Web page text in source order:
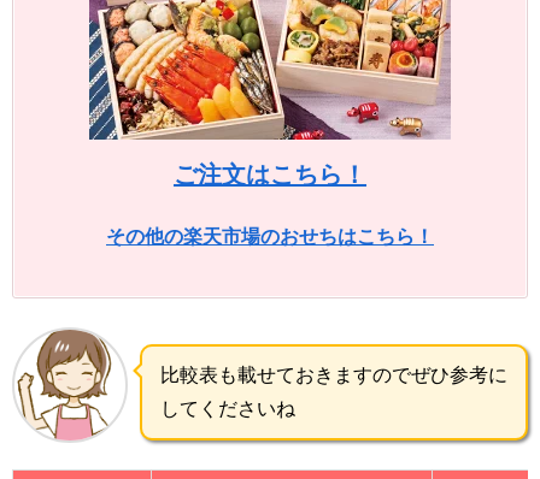
ご注文はこちら！
その他の楽天市場のおせちはこちら！
比較表も載せておきますのでぜひ参考に
してくださいね